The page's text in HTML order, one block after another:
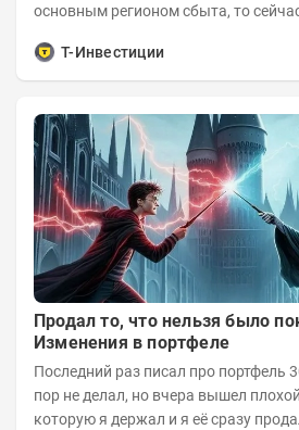
основным регионом сбыта, то
Т-Инвестиции
Продал то, что нельзя было
Изменения в портфеле
Последний раз писал про портфель 30 июня и сделок с тех
пор не делал, но вчера вышел
которую я держал и я её сразу продал.